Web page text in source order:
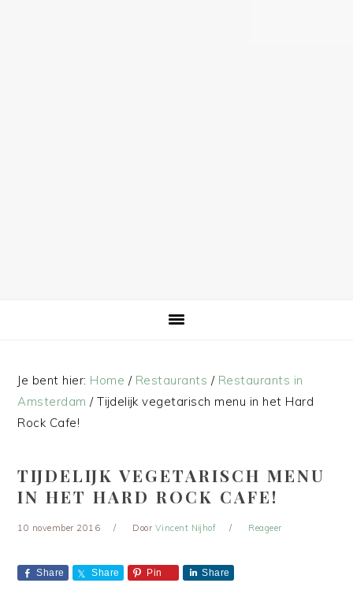
Je bent hier: Home / Restaurants / Restaurants in
Amsterdam /Tijdelijk vegetarisch menu in het Hard
Rock Cafe!
TIJDELIJK VEGETARISCH MENU
IN HET HARD ROCK CAFE!
10 november 2016 Door Vincent Nijhof Reageer
Share Share Pin Share